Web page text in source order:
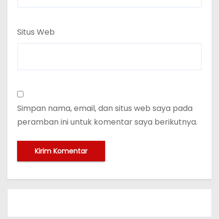
Situs Web
Simpan nama, email, dan situs web saya pada
peramban ini untuk komentar saya berikutnya.